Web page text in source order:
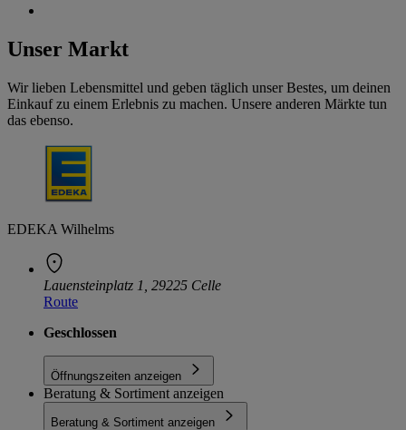
Unser Markt
Wir lieben Lebensmittel und geben täglich unser Bestes, um deinen
Einkauf zu einem Erlebnis zu machen. Unsere anderen Märkte tun
das ebenso.
EDEKA Wilhelms
Lauensteinplatz 1, 29225 Celle
Route
Geschlossen
Öffnungszeiten anzeigen
Beratung & Sortiment anzeigen
Beratung & Sortiment anzeigen